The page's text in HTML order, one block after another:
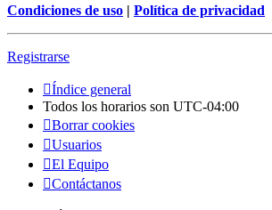
Condiciones de uso | Política de privacidad
Registrarse
Índice general
Todos los horarios son UTC-04:00
Borrar cookies
Usuarios
El Equipo
Contáctanos